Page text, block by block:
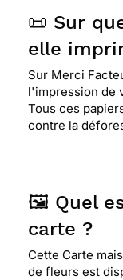
📜 Sur
elle
Sur Merci
l'impression de
Tous ces
contre la
🖼️ Quel
carte ?
Cette Carte
de fleurs est